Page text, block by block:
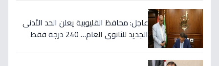
عاجل: محافظ القليوبية يعلن الحد الأدنى
الجديد للثانوي العام… 240 درجة فقط